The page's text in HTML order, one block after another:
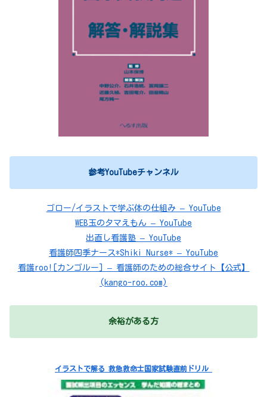
参考YouTubeチャンネル
ゴロー/イラストで学ぶ体の仕組み – YouTube
WEB玉のタマえもん – YouTube
出直し看護塾 – YouTube
看護師四季ナース*Shiki Nurse* – YouTube
看護roo![カンゴルー] – 看護師のための総合サイト【公式】
(kango-roo.com)
余裕がある方
イラストで解る 救急救命士国家試験直前ドリル